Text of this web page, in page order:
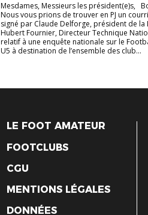
Mesdames, Messieurs les président(e)s,
Nous vous prions de trouver en PJ un
signé par Claude Delforge, président de la
Hubert Fournier, Directeur Technique
relatif à une enquête nationale sur le
U5 à destination de l’ensemble des club...
LE FOOT AMATEUR
FOOTCLUBS
CGU
MENTIONS LÉGALES
DONNÉES